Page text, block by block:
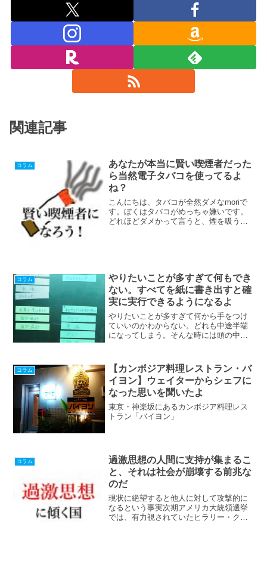
関連記事
コラム
あなたが本当に賢い喫煙者だった
ら当然電子タバコを使ってるよ
ね？
こんにちは、タバコが全然ダメなmoriで
す。ぼくはタバコがめっちゃ嫌いです。
どれほどダメかって言うと、煙を吸うだ
コラム
やりたいことが多すぎて何もでき
ない。すべてを紙に書き出すと確
実に実行できるようになるよ
やりたいことが多すぎて何から手をつけ
ていいのかわからない。どれも中途半端
になってしまう。そんな時には頭の中に
分類して順序づけすれば自分のやりたい
ことや、やらないといけないことがすべ
て明らかになります。その具体的な方法
を紹介します。
コラム
【カンボジア料理レストラン・バ
イヨン】ウェイターからシェフに
なった思いを聞いたよ
東京・神楽坂にあるカンボジア料理レス
トラン「バイヨン」
コラム
過激思想の人間に支持が集まるこ
と、それは社会が崩壊する前兆な
のだ
現状に絶望すると他人に対して攻撃的に
なるという事実次期アメリカ大統領選挙
では、有力視されていたヒラリー・クリ